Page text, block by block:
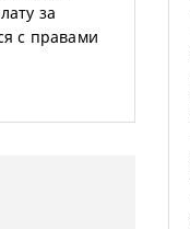
за
с правами